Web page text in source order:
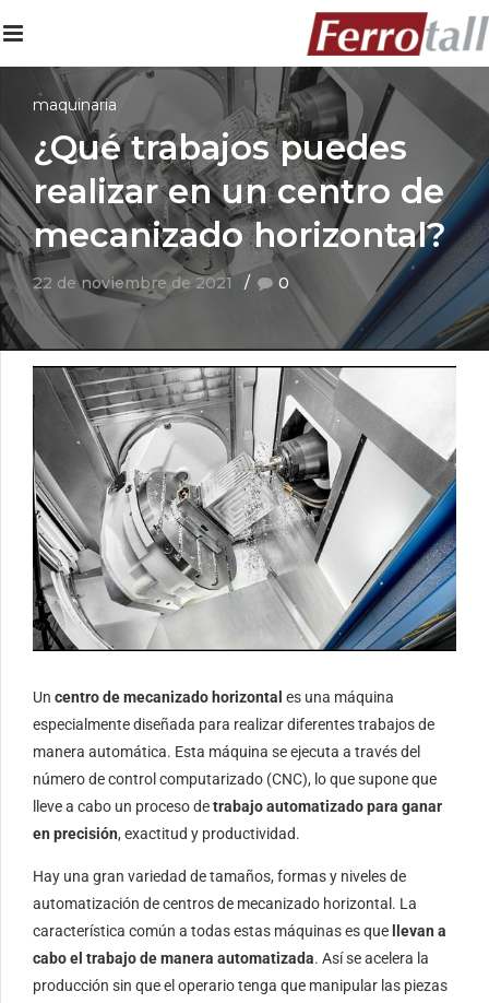
maquinaria
¿Qué trabajos puedes
realizar en un centro de
mecanizado horizontal?
22 de noviembre de 2021 0
Un centro de mecanizado horizontal es una máquina
especialmente diseñada para realizar diferentes trabajos de
manera automática. Esta máquina se ejecuta a través del
número de control computarizado (CNC), lo que supone que
lleve a cabo un proceso detrabajo automatizado para ganar
en precisión, exactitud y productividad.
Hay una gran variedad de tamaños, formas y niveles de
automatización de centros de mecanizado horizontal. La
característica común a todas estas máquinas es que llevan a
cabo el trabajo de manera automatizada. Así se acelera la
producción sin que el operario tenga que manipular las piezas